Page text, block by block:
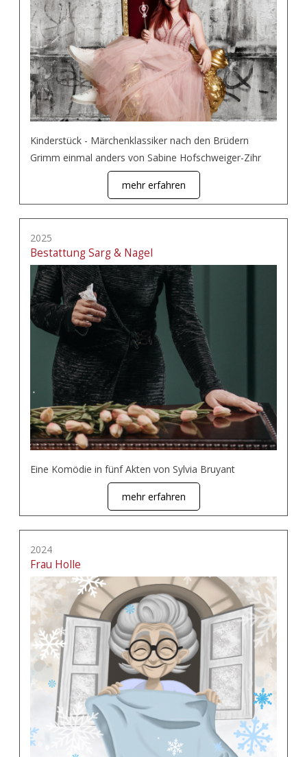
Kinderstück - Märchenklassiker nach den Brüdern
Grimm einmal anders von Sabine Hofschweiger-Zihr
mehr erfahren
2025
Bestattung Sarg & Nagel
Eine Komödie in fünf Akten von Sylvia Bruyant
mehr erfahren
2024
Frau Holle